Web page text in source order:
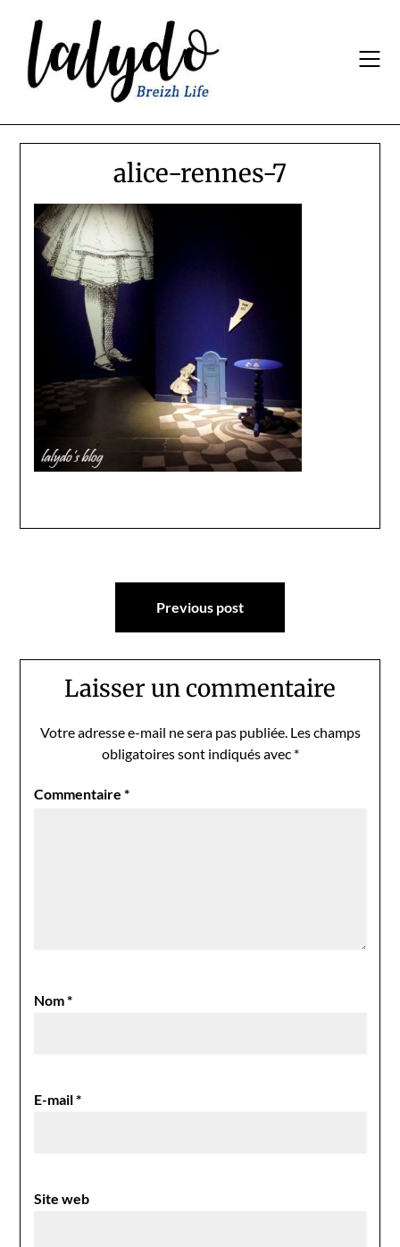
content
alice-rennes-7
Navigation
Previous post
Laisser un commentaire
Votre adresse e-mail ne sera pas publiée. Les champs
obligatoires sont indiqués avec *
Commentaire*
Nom*
E-mail*
Site web